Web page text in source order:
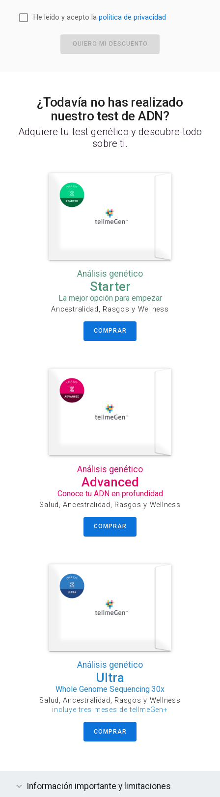
He leído y acepto la política de privacidad
QUIERO MI DESCUENTO
¿Todavía no has realizado
nuestro test de ADN?
Adquiere tu test genético y descubre todo
sobre ti.
Análisis genético
Starter
La mejor opción para empezar
Ancestralidad, Rasgos y Wellness
COMPRAR
Análisis genético
Advanced
Conoce tu ADN en profundidad
Salud, Ancestralidad, Rasgos y Wellness
COMPRAR
Análisis genético
Ultra
Whole Genome Sequencing 30x
Salud, Ancestralidad, Rasgos y Wellness
incluye tres meses de tellmeGen+
COMPRAR
Información importante y limitaciones